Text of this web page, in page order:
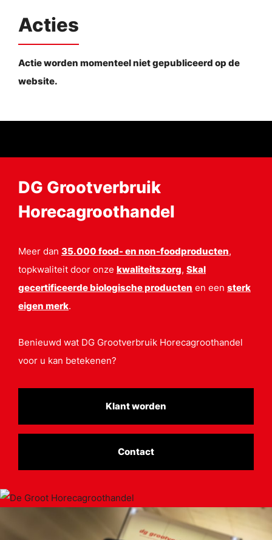
Acties
Actie worden momenteel niet gepubliceerd op de
website.
DG Grootverbruik
Horecagroothandel
Meer dan 35.000 food- en non-foodproducten,
topkwaliteit door onze kwaliteitszorg, Skal
gecertificeerde biologische producten en een sterk
eigen merk.
Benieuwd wat DG Grootverbruik Horecagroothandel
voor u kan betekenen?
Klant worden
Contact